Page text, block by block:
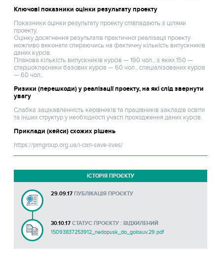
Ключові показники оцінки результату проекту
Показники оцінки результату проекту співпадають з цілями
проекту.
Оцінку досягнення результатів практичної реалізації проекту
можливо виконати спираючись на фактичну кількість випускників
даних курсів.
Планова кількість випускників курсів — 190 чол., з яких 150 —
старшокласники базових курсів — 60 чол., спеціалізованих курсів
— 60 чол..
Ризики (перешкоди) у реалізації проекту, на які слід звернути
увагу
Слабка зацікавленність керівників та працівників закладів освіти
та інших структур у необхідності участі проходження даних курсів.
Приклади (кейси) схожих рішень
https://pmgroup.org.ua/i-can-save-lives/
ІСТОРІЯ ПРОЄКТУ
29.09.17 ПУБЛІКАЦІЯ ПРОЄКТУ
30.10.17 СТАТУС ПРОЄКТУ : ВІДХИЛЕНИЙ
15093837253912_nedopusk_do_golosuv.29.pdf